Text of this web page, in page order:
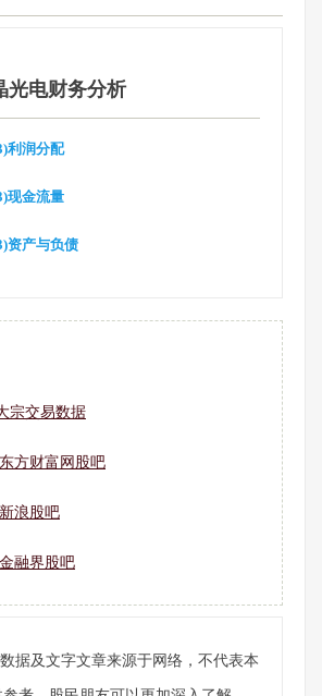
光电财务分析
利润分配
现金流量
资产与负债
宗交易数据
方财富网股吧
浪股吧
融界股吧
据及文字文章来源于网络，不代表本